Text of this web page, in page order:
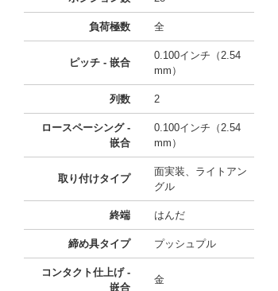
負荷極数 全
ピッチ - 嵌合
0.100インチ（2.54
mm）
列数 2
ロースペーシング -
嵌合
0.100インチ（2.54
mm）
取り付けタイプ
面実装、ライトアン
グル
終端 はんだ
締め具タイプ プッシュプル
コンタクト仕上げ -
嵌合
金